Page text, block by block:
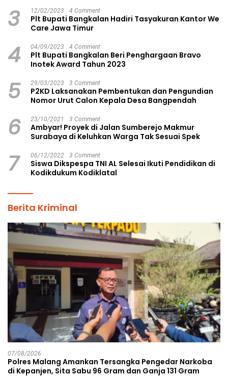
3 12/02/2023 4 Comment
Plt Bupati Bangkalan Hadiri Tasyakuran Kantor We
Care Jawa Timur
4 04/09/2023 4 Comment
Plt Bupati Bangkalan Beri Penghargaan Bravo
Inotek Award Tahun 2023
5 29/03/2023 3 Comment
P2KD Laksanakan Pembentukan dan Pengundian
Nomor Urut Calon Kepala Desa Bangpendah
6 23/10/2021 3 Comment
Ambyar! Proyek di Jalan Sumberejo Makmur
Surabaya di Keluhkan Warga Tak Sesuai Spek
7 06/12/2022 3 Comment
Siswa Dikspespa TNI AL Selesai Ikuti Pendidikan di
Kodikdukum Kodiklatal
Berita Kriminal
07/08/2026
Polres Malang Amankan Tersangka Pengedar Narkoba
di Kepanjen, Sita Sabu 96 Gram dan Ganja 131 Gram